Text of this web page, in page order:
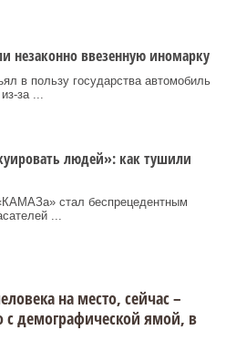
незаконно ввезенную иномарку
в пользу государства автомобиль
...
людей»: как тушили
стал беспрецедентным
...
на место, сейчас –
с демографической ямой, в